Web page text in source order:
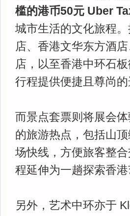
槛的港币50元 Uber
城市生活的文化旅程
店、香港文华东方酒
店，以至香港中环石
行程提供便捷且尊尚的
而景点套票则将展会
的旅游热点，包括山
场快线，方便旅客整
程延伸为一趟探索香
另外，艺术中环亦于